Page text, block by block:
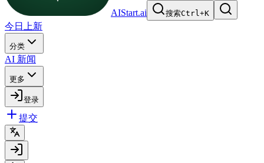
AIStart.ai 搜索Ctrl+K
今日上新
分类
AI 新闻
更多
登录
提交